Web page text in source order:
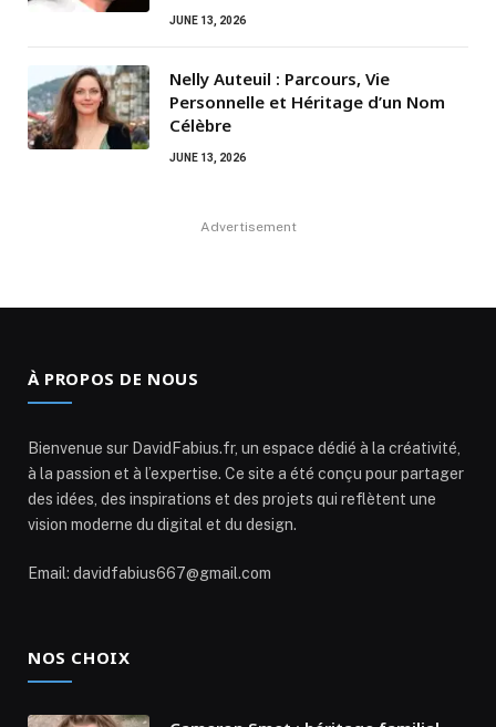
JUNE 13, 2026
Nelly Auteuil : Parcours, Vie
Personnelle et Héritage d’un Nom
Célèbre
JUNE 13, 2026
Advertisement
À PROPOS DE NOUS
Bienvenue sur DavidFabius.fr, un espace dédié à la créativité,
à la passion et à l’expertise. Ce site a été conçu pour partager
des idées, des inspirations et des projets qui reflètent une
vision moderne du digital et du design.
Email: davidfabius667@gmail.com
NOS CHOIX